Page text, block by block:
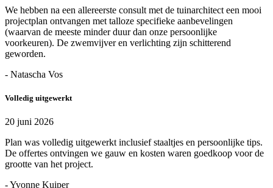
We hebben na een allereerste consult met de tuinarchitect een mooi
projectplan ontvangen met talloze specifieke aanbevelingen
(waarvan de meeste minder duur dan onze persoonlijke
voorkeuren). De zwemvijver en verlichting zijn schitterend
geworden.
- Natascha Vos
Volledig uitgewerkt
20 juni 2026
Plan was volledig uitgewerkt inclusief staaltjes en persoonlijke tips.
De offertes ontvingen we gauw en kosten waren goedkoop voor de
grootte van het project.
- Yvonne Kuiper